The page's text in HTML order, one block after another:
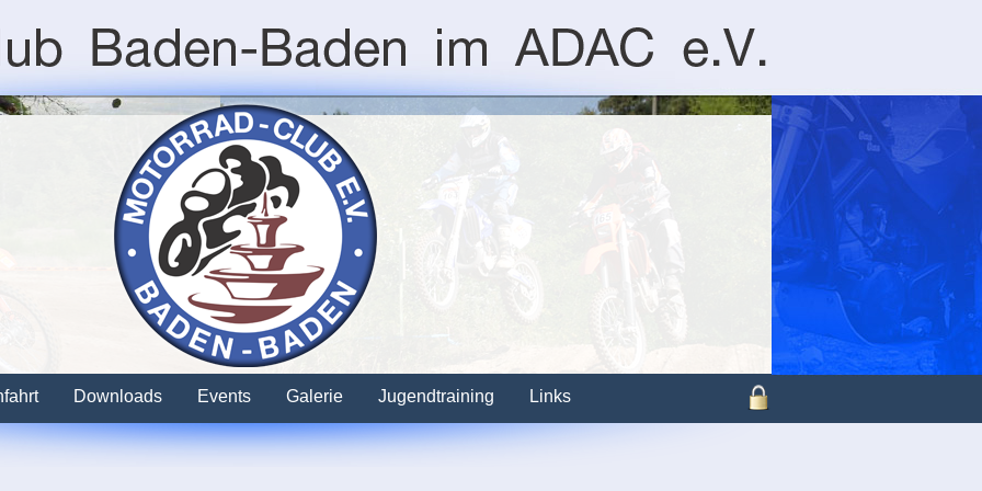
Downloads Events Galerie Jugendtraining Links